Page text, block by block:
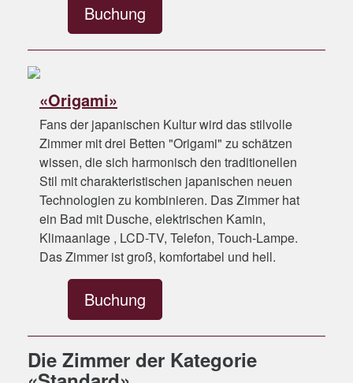
Buchung
«Origami»
Fans der japanischen Kultur wird das stilvolle
Zimmer mit drei Betten "Origami" zu schätzen
wissen, die sich harmonisch den traditionellen
Stil mit charakteristischen japanischen neuen
Technologien zu kombinieren. Das Zimmer hat
ein Bad mit Dusche, elektrischen Kamin,
Klimaanlage , LCD-TV, Telefon, Touch-Lampe.
Das Zimmer ist groß, komfortabel und hell.
Buchung
Die Zimmer der Kategorie